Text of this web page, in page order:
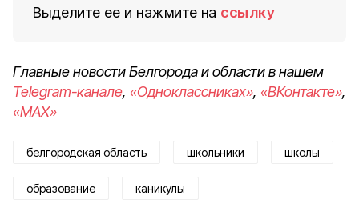
Выделите ее и нажмите на ссылку
Главные новости Белгорода и области в нашем
Telegram-канале, «Одноклассниках», «ВКонтакте»,
«MAX»
белгородская область школьники школы
образование каникулы